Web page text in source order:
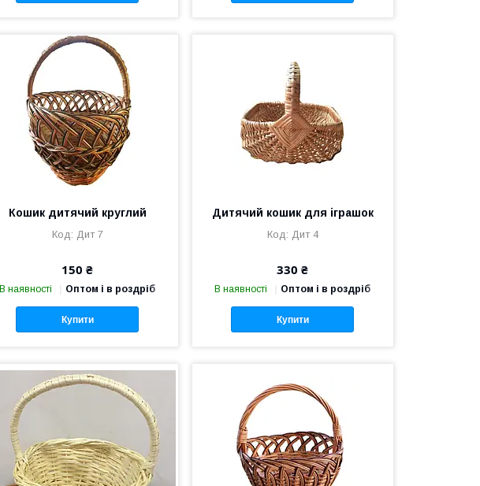
Кошик дитячий круглий
Дит 7
150 ₴
В наявності Оптом і в роздріб
Купити
Дитячий кошик для іграшок
Дит 4
330 ₴
В наявності Оптом і в роздріб
Купити